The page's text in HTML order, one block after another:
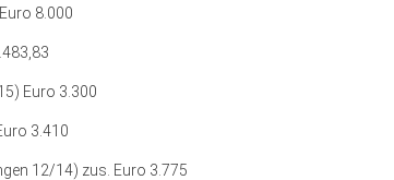
8.000
Euro 3.300
3.410
12/14) zus. Euro 3.775